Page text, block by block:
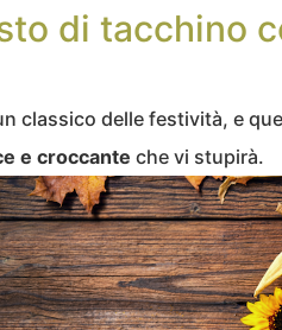
di tacchino
classico delle festività, e
e croccante che vi stupirà.